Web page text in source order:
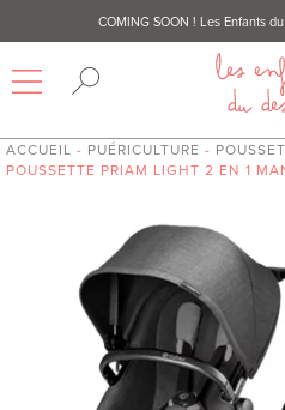
COMING SOON ! Les Enfants
ACCUEIL - PUÉRICULTURE -
POUSSETTE PRIAM LIGHT 2 EN 1